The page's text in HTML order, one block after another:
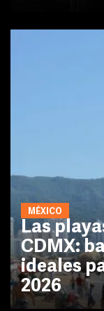
MÉXICO
Las
CDMX:
ideales
2026